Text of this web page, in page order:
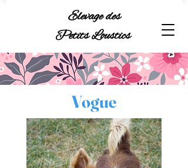
Elevage des
Petits Loustics
Vogue